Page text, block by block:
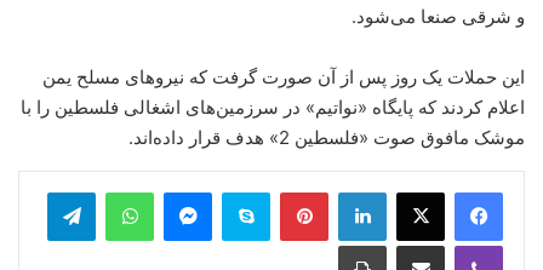
و شرقی صنعا می‌شود.
این حملات یک روز پس از آن صورت گرفت که نیروهای مسلح یمن
اعلام کردند که پایگاه «نواتیم» در سرزمین‌های اشغالی فلسطین را با
موشک مافوق صوت «فلسطین 2» هدف قرار داده‌اند.
LinkedIn
Pinterest
Skype
Messenger
WhatsApp
Viber
Share via Email
Print